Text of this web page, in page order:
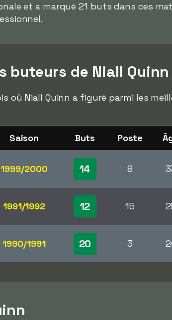
et a marqué 21 buts dans ces
buteurs de Niall Quinn
où Niall Quinn a figuré parmi les
Saison Buts Poste
1999/2000 14 8
1991/1992 12 15
1990/1991 20 3